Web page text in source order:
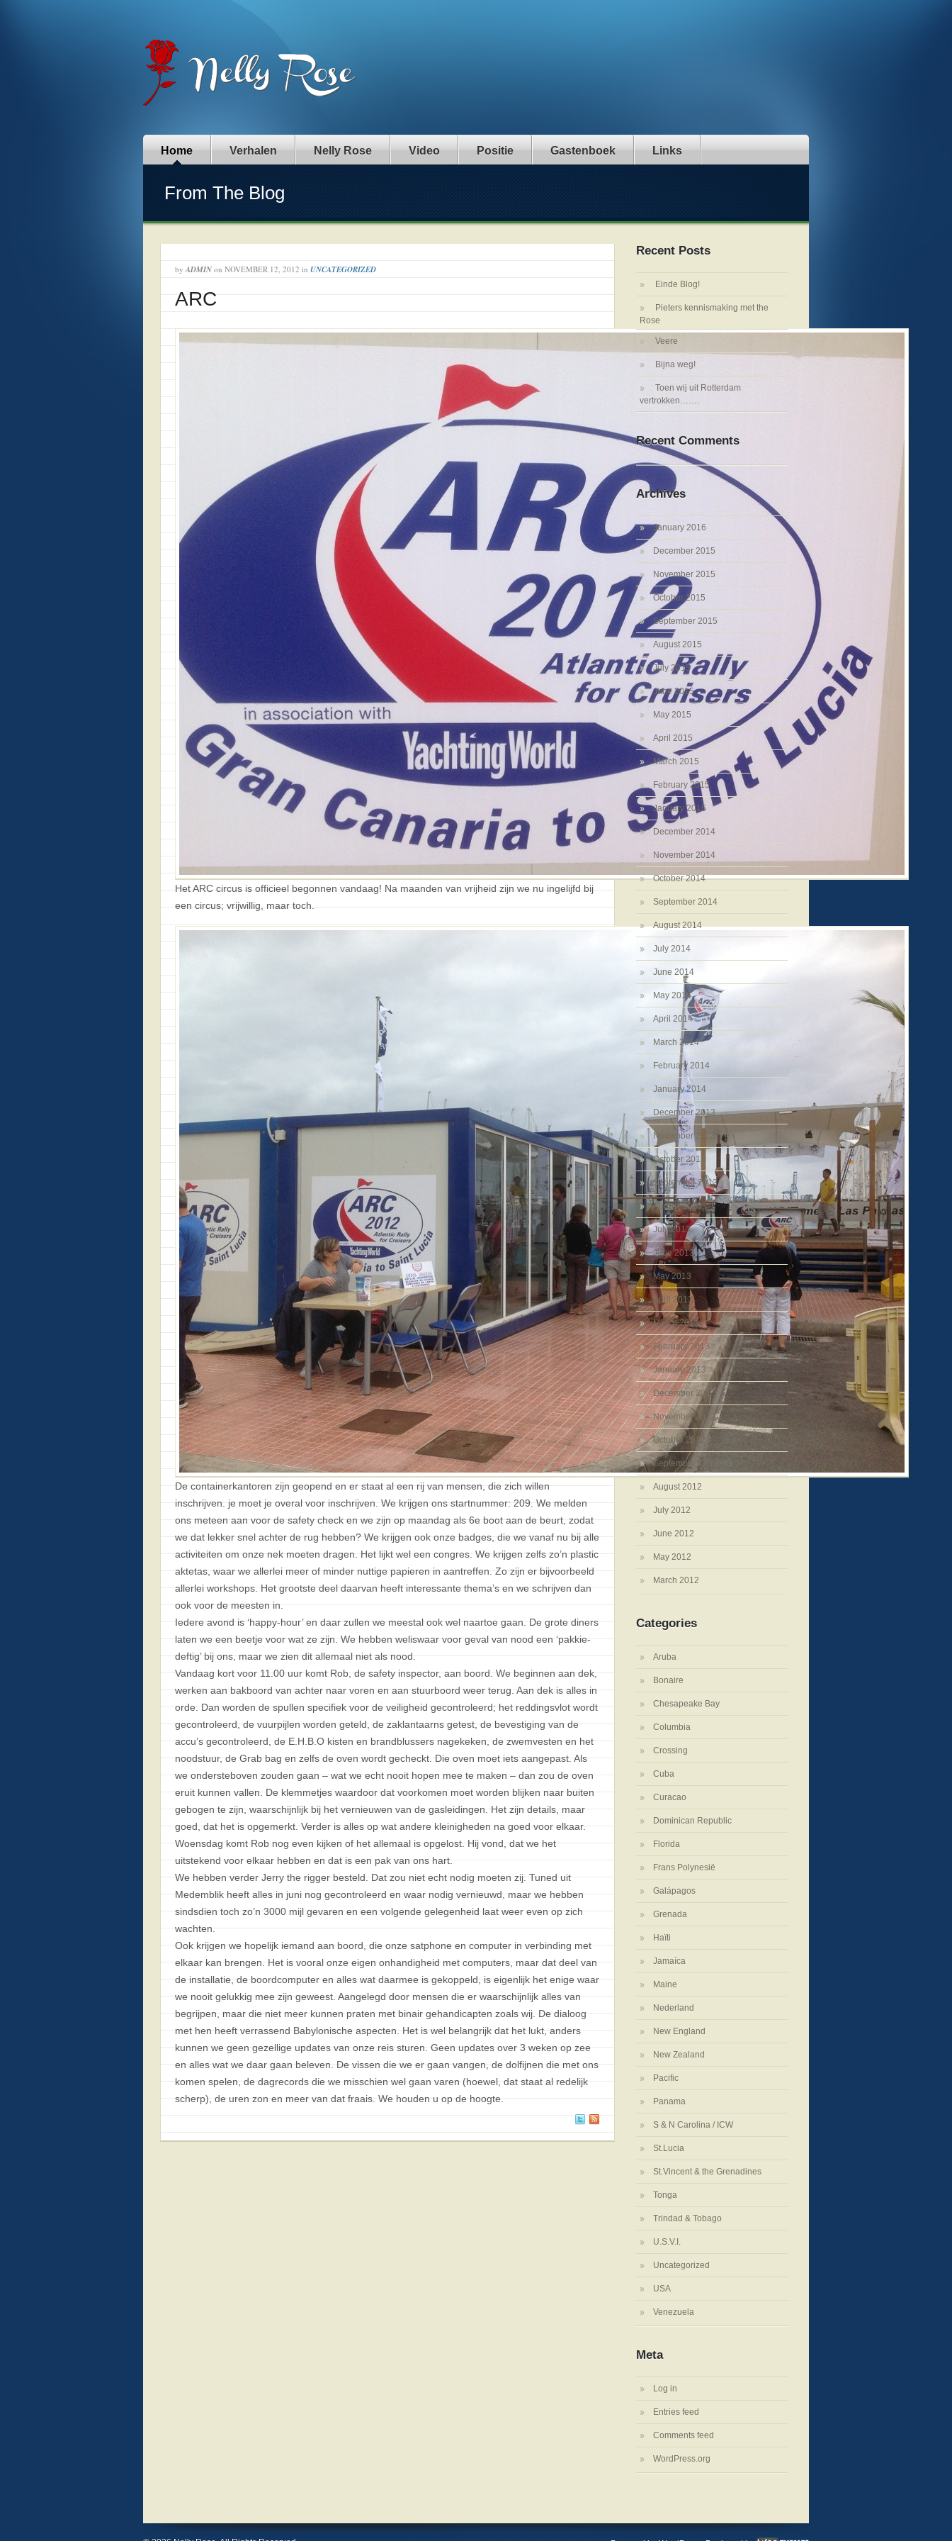
Home Verhalen Nelly Rose Video Positie Gastenboek Links
From The Blog
by ADMIN on NOVEMBER 12, 2012 in UNCATEGORIZED
ARC
Het ARC circus is officieel begonnen vandaag! Na maanden van vrijheid zijn we nu ingelijfd bij
een circus; vrijwillig, maar toch.
De containerkantoren zijn geopend en er staat al een rij van mensen, die zich willen
inschrijven. je moet je overal voor inschrijven. We krijgen ons startnummer: 209. We melden
ons meteen aan voor de safety check en we zijn op maandag als 6e boot aan de beurt, zodat
we dat lekker snel achter de rug hebben? We krijgen ook onze badges, die we vanaf nu bij alle
activiteiten om onze nek moeten dragen. Het lijkt wel een congres. We krijgen zelfs zo’n plastic
aktetas, waar we allerlei meer of minder nuttige papieren in aantreffen. Zo zijn er bijvoorbeeld
allerlei workshops. Het grootste deel daarvan heeft interessante thema’s en we schrijven dan
ook voor de meesten in.
Iedere avond is ‘happy-hour’ en daar zullen we meestal ook wel naartoe gaan. De grote diners
laten we een beetje voor wat ze zijn. We hebben weliswaar voor geval van nood een ‘pakkie-
deftig’ bij ons, maar we zien dit allemaal niet als nood.
Vandaag kort voor 11.00 uur komt Rob, de safety inspector, aan boord. We beginnen aan dek,
werken aan bakboord van achter naar voren en aan stuurboord weer terug. Aan dek is alles in
orde. Dan worden de spullen specifiek voor de veiligheid gecontroleerd; het reddingsvlot wordt
gecontroleerd, de vuurpijlen worden geteld, de zaklantaarns getest, de bevestiging van de
accu’s gecontroleerd, de E.H.B.O kisten en brandblussers nagekeken, de zwemvesten en het
noodstuur, de Grab bag en zelfs de oven wordt gecheckt. Die oven moet iets aangepast. Als
we ondersteboven zouden gaan – wat we echt nooit hopen mee te maken – dan zou de oven
eruit kunnen vallen. De klemmetjes waardoor dat voorkomen moet worden blijken naar buiten
gebogen te zijn, waarschijnlijk bij het vernieuwen van de gasleidingen. Het zijn details, maar
goed, dat het is opgemerkt. Verder is alles op wat andere kleinigheden na goed voor elkaar.
Woensdag komt Rob nog even kijken of het allemaal is opgelost. Hij vond, dat we het
uitstekend voor elkaar hebben en dat is een pak van ons hart.
We hebben verder Jerry the rigger besteld. Dat zou niet echt nodig moeten zij. Tuned uit
Medemblik heeft alles in juni nog gecontroleerd en waar nodig vernieuwd, maar we hebben
sindsdien toch zo’n 3000 mijl gevaren en een volgende gelegenheid laat weer even op zich
wachten.
Ook krijgen we hopelijk iemand aan boord, die onze satphone en computer in verbinding met
elkaar kan brengen. Het is vooral onze eigen onhandigheid met computers, maar dat deel van
de installatie, de boordcomputer en alles wat daarmee is gekoppeld, is eigenlijk het enige waar
we nooit gelukkig mee zijn geweest. Aangelegd door mensen die er waarschijnlijk alles van
begrijpen, maar die niet meer kunnen praten met binair gehandicapten zoals wij. De dialoog
met hen heeft verrassend Babylonische aspecten. Het is wel belangrijk dat het lukt, anders
kunnen we geen gezellige updates van onze reis sturen. Geen updates over 3 weken op zee
en alles wat we daar gaan beleven. De vissen die we er gaan vangen, de dolfijnen die met ons
komen spelen, de dagrecords die we misschien wel gaan varen (hoewel, dat staat al redelijk
scherp), de uren zon en meer van dat fraais. We houden u op de hoogte.
Recent Posts
Einde Blog!
Pieters kennismaking met the
Rose
Veere
Bijna weg!
Toen wij uit Rotterdam
vertrokken…….
Recent Comments
Archives
January 2016
December 2015
November 2015
October 2015
September 2015
August 2015
July 2015
June 2015
May 2015
April 2015
March 2015
February 2015
January 2015
December 2014
November 2014
October 2014
September 2014
August 2014
July 2014
June 2014
May 2014
April 2014
March 2014
February 2014
January 2014
December 2013
November 2013
October 2013
September 2013
August 2013
July 2013
June 2013
May 2013
April 2013
March 2013
February 2013
January 2013
December 2012
November 2012
October 2012
September 2012
August 2012
July 2012
June 2012
May 2012
March 2012
Categories
Aruba
Bonaire
Chesapeake Bay
Columbia
Crossing
Cuba
Curacao
Dominican Republic
Florida
Frans Polynesië
Galápagos
Grenada
Haïti
Jamaíca
Maine
Nederland
New England
New Zealand
Pacific
Panama
S & N Carolina / ICW
St.Lucia
St.Vincent & the Grenadines
Tonga
Trindad & Tobago
U.S.V.I.
Uncategorized
USA
Venezuela
Meta
Log in
Entries feed
Comments feed
WordPress.org